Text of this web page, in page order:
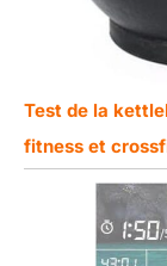
Test de la
fitness et